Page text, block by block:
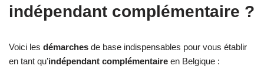
indépendant complémentaire ?
Voici les démarches de base indispensables pour vous établir
en tant qu’indépendant complémentaire en Belgique :